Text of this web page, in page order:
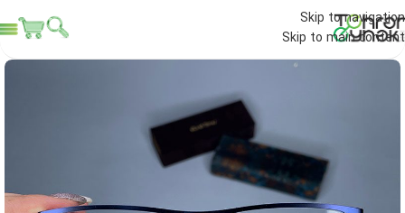
Skip to navigation
Skip to main content